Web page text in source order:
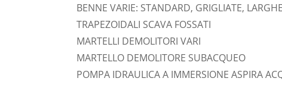
BENNE VARIE: STANDARD, GRIGLIATE,
TRAPEZOIDALI SCAVA FOSSATI
MARTELLI DEMOLITORI VARI
MARTELLO DEMOLITORE SUBACQUEO
POMPA IDRAULICA A IMMERSIONE ASPIRA